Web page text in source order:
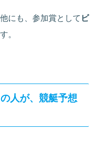
にも、参加賞として ビ
。
人が、競艇予想